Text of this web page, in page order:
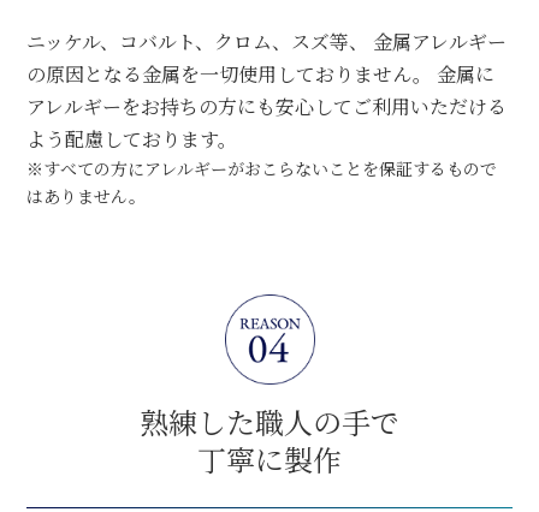
ニッケル、コバルト、クロム、スズ等、 金属アレルギー
の原因となる金属を一切使用しておりません。 金属に
アレルギーをお持ちの方にも安心してご利用いただける
よう配慮しております。
※すべての方にアレルギーがおこらないことを保証するもので
はありません。
熟練した職人の手で
丁寧に製作